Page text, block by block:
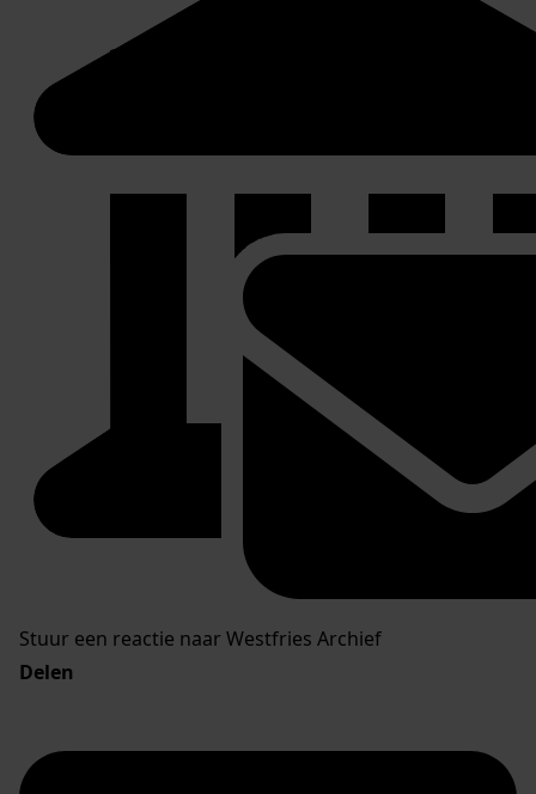
Stuur een reactie naar Westfries Archief
Delen